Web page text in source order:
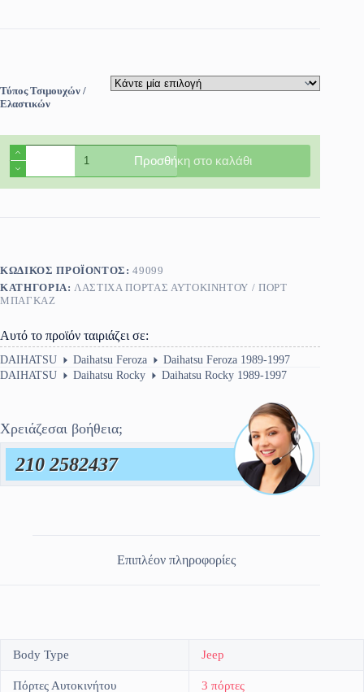
Τύπος Τσιμουχών /
Ελαστικών
Λάστιχα
Παρμπρίζ
Daihatsu
Feroza/
Προσθήκη στο καλάθι
ΚΩΔΙΚΌΣ ΠΡΟΪΌΝΤΟΣ:49099
ΚΑΤΗΓΟΡΊΑ: ΛΆΣΤΙΧΑ ΠΌΡΤΑΣ ΑΥΤΟΚΙΝΉΤΟΥ / ΠΟΡΤ
ΜΠΑΓΚΑΖ
Αυτό το προϊόν ταιριάζει σε:
DAIHATSU Daihatsu Feroza
Daihatsu Feroza 1989-1997
DAIHATSU
Daihatsu Rocky Daihatsu Rocky 1989-1997
Χρειάζεσαι βοήθεια;
210 2582437
Επιπλέον πληροφορίες
Body Type Jeep
Πόρτες Αυτοκινήτου 3 πόρτες